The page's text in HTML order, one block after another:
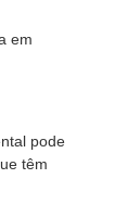
em
pode
têm